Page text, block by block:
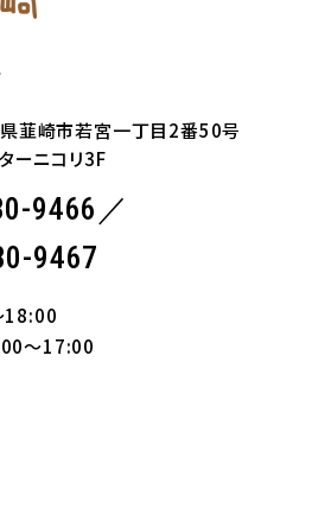
韮崎市若宮一丁目2番50号
ーニコリ3F
9466／
9467
18:00
〜17:00